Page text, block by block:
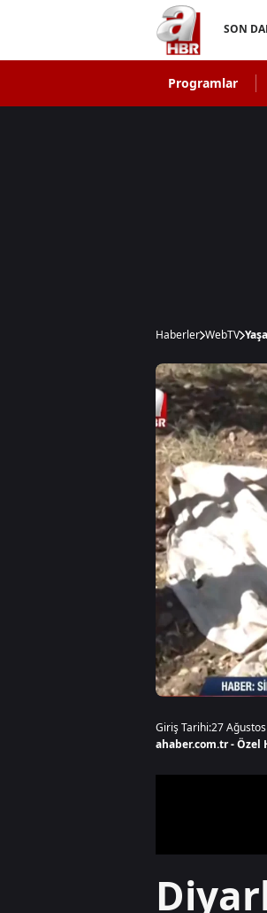
SON
Programlar
Haberler WebTV
Giriş Tarihi:27
ahaber.com.tr - Özel